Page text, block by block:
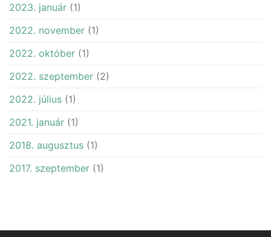
2023. január (1)
2022. november (1)
2022. október (1)
2022. szeptember (2)
2022. július (1)
2021. január (1)
2018. augusztus (1)
2017. szeptember (1)